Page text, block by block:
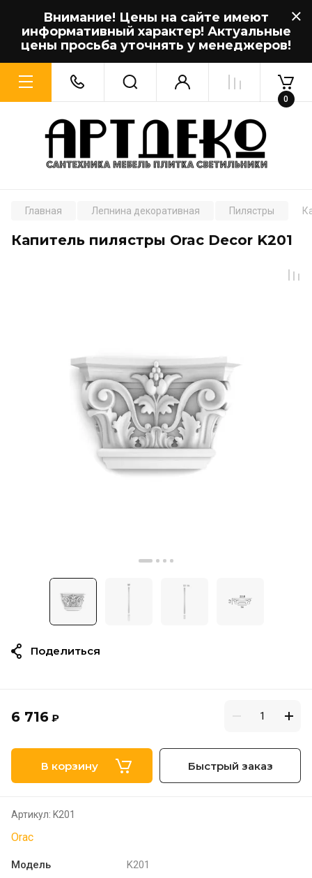
Внимание! Цены на сайте имеют
информативный характер! Актуальные
цены просьба уточнять у менеджеров!
0
Главная Лепнина декоративная Пилястры
Капитель пилястры Orac Decor K201
6 716 ₽
В корзину Быстрый заказ
Артикул: K201
Orac
Модель K201
Поделиться